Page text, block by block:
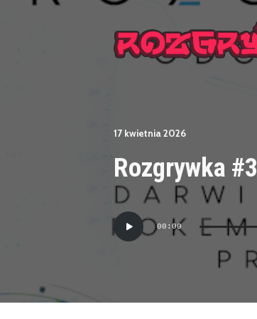
17 kwietnia 2026
Rozgrywka
Odtwarzacz
plików
00:00